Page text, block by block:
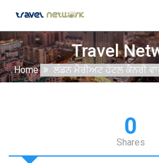
Travel
Home ਲੰਡਨ ਮੈਰੀਅਟ ਹੋਟਲ ਕੈਨਰੀ
0
Shares